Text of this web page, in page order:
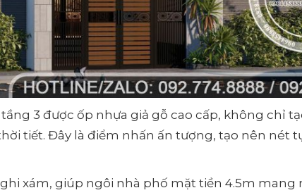
3 được ốp nhựa giả gỗ cao cấp, không chỉ
tiết. Đây là điểm nhấn ấn tượng, tạo nên nét
xám, giúp ngôi nhà phố mặt tiền 4.5m mang